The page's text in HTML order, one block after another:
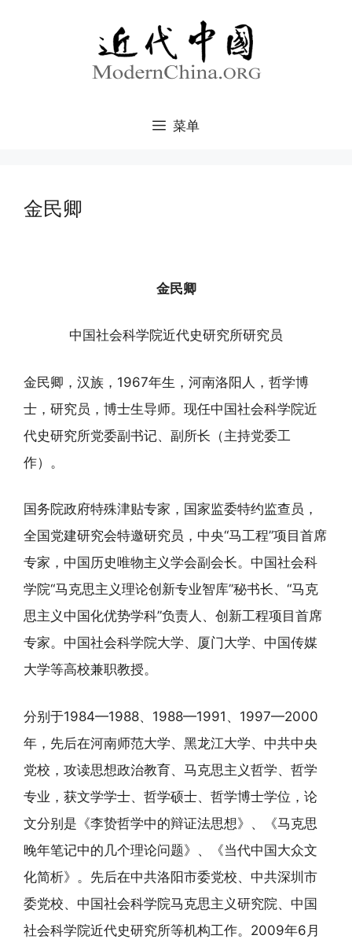
菜单
金民卿
金民卿
中国社会科学院近代史研究所研究员
金民卿，汉族，1967年生，河南洛阳人，哲学博
士，研究员，博士生导师。现任中国社会科学院近
代史研究所党委副书记、副所长（主持党委工
作）。
国务院政府特殊津贴专家，国家监委特约监查员，
全国党建研究会特邀研究员，中央“马工程”项目首席
专家，中国历史唯物主义学会副会长。中国社会科
学院“马克思主义理论创新专业智库”秘书长、“马克
思主义中国化优势学科”负责人、创新工程项目首席
专家。中国社会科学院大学、厦门大学、中国传媒
大学等高校兼职教授。
分别于1984—1988、1988—1991、1997—2000
年，先后在河南师范大学、黑龙江大学、中共中央
党校，攻读思想政治教育、马克思主义哲学、哲学
专业，获文学学士、哲学硕士、哲学博士学位，论
文分别是《李贽哲学中的辩证法思想》、《马克思
晚年笔记中的几个理论问题》、《当代中国大众文
化简析》。先后在中共洛阳市委党校、中共深圳市
委党校、中国社会科学院马克思主义研究院、中国
社会科学院近代史研究所等机构工作。2009年6月